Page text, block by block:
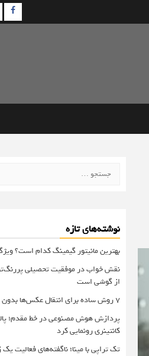
برای:
نوشته‌های تازه
بهترین مانیتور گیمینگ کدام است؟ ویژگی‌های
نقش خواب در موفقیت تحصیلی
از گوشی است
۷ روش ساده برای انتقال عکس‌ها بدون افت کیفیت
پردازش هوش مصنوعی در خط مقدم؛
کانتینری رونمایی کرد
تک تراپی با مینا؛ ناگفته‌های فعالیت